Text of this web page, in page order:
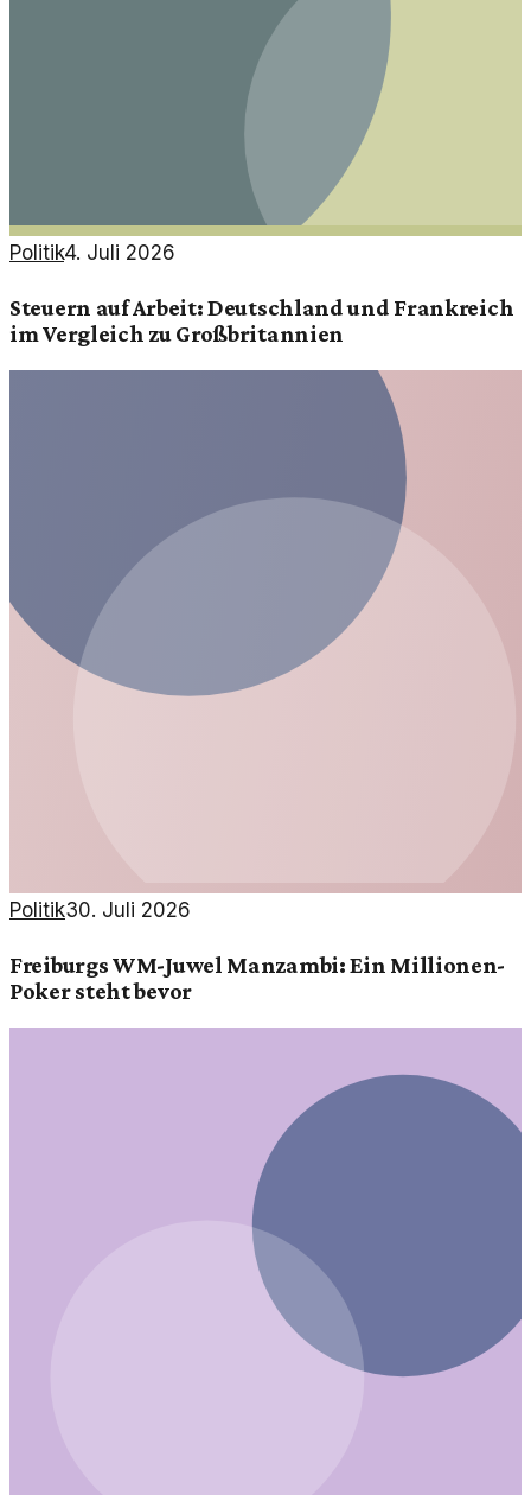
Politik4. Juli 2026
Steuern auf Arbeit: Deutschland und Frankreich
im Vergleich zu Großbritannien
Politik30. Juli 2026
Freiburgs WM-Juwel Manzambi: Ein Millionen-
Poker steht bevor